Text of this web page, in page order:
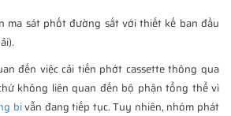
ma sát phốt đường sắt với thiết kế ban đầu
đến việc cải tiến phớt cassette thông qua
không liên quan đến bộ phận tổng thể vì
bivẫn đang tiếp tục. Tuy nhiên, nhóm phát